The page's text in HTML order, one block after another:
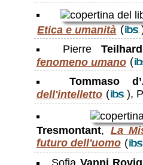
Etica e umanità (
Pierre
fenomeno umano (
Tommaso
dell'intelletto (
),
Tresmontant, La
futuro dell'uomo (